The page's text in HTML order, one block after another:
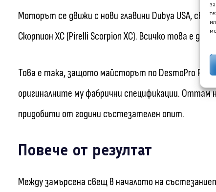
Моторът се движи с нови главини Dubya USA,
Скорпион XC (Pirelli Scorpion XC). Всичко това е
Това е така, защото майсторът по DesmoPro
оригиналните му фабрични спецификации.
придобити от години състезателен опит.
Повече от резултат
Между замърсена свещ в началото на